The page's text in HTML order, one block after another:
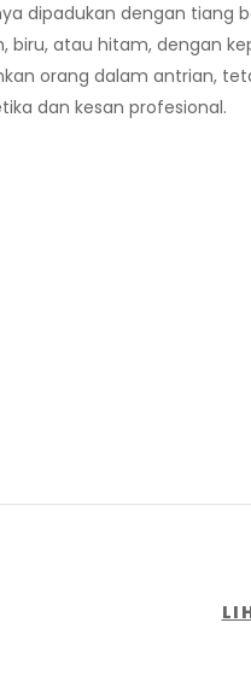
dipadukan dengan tiang
biru, atau hitam, dengan
orang dalam antrian,
dan kesan profesional.